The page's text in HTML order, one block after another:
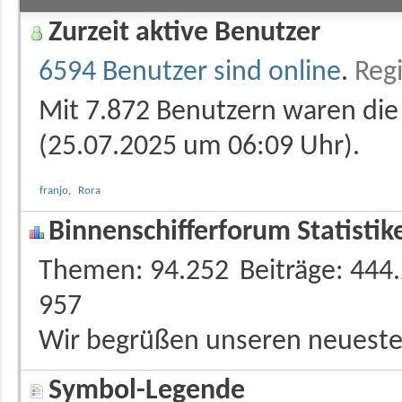
Zurzeit aktive Benutzer
6594 Benutzer sind online.
Mit 7.872 Benutzern waren
(25.07.2025 um 06:09 Uhr).
franjo, Rora
Binnenschifferforum
Themen
94.252 Beiträge
957
Wir begrüßen unseren
Symbol-Legende